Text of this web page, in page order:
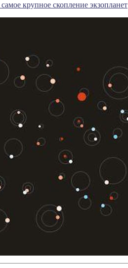
крупное скопление экзопланет